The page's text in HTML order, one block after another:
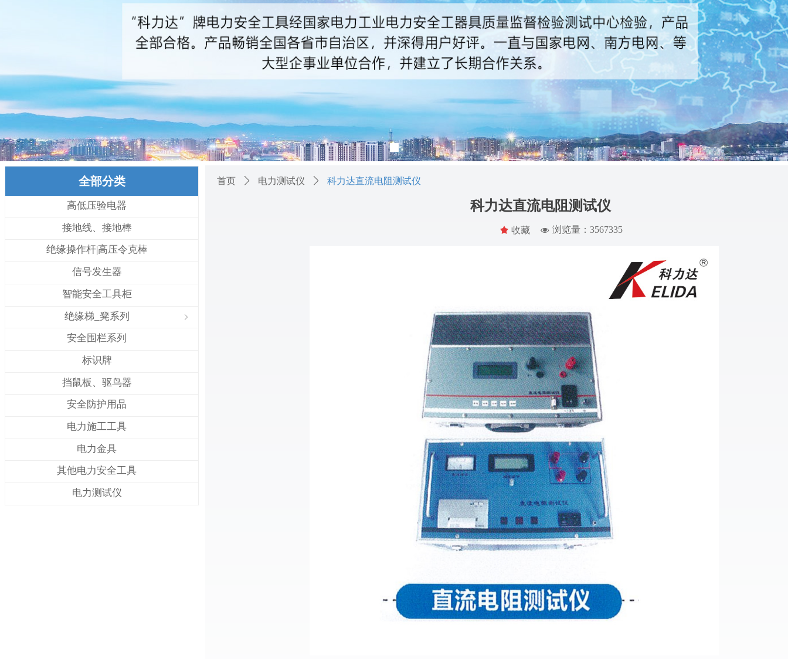
끄 收藏
首页 ꄲ 电力测试仪 ꄲ 科力达直流电阻测试仪
넶 浏览量：3567335
科力达直流电阻测试仪
全部分类
高低压验电器
接地线、接地棒
绝缘操作杆|高压令克棒
信号发生器
智能安全工具柜
ꁇ
绝缘梯_凳系列
安全围栏系列
标识牌
挡鼠板、驱鸟器
安全防护用品
电力施工工具
电力金具
其他电力安全工具
电力测试仪